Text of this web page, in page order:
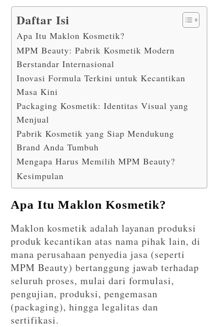
Daftar Isi
Apa Itu Maklon Kosmetik?
MPM Beauty: Pabrik Kosmetik Modern
Berstandar Internasional
Inovasi Formula Terkini untuk Kecantikan
Masa Kini
Packaging Kosmetik: Identitas Visual yang
Menjual
Pabrik Kosmetik yang Siap Mendukung
Brand Anda Tumbuh
Mengapa Harus Memilih MPM Beauty?
Kesimpulan
Apa Itu Maklon Kosmetik?
Maklon kosmetik adalah layanan produksi
produk kecantikan atas nama pihak lain, di
mana perusahaan penyedia jasa (seperti
MPM Beauty) bertanggung jawab terhadap
seluruh proses, mulai dari formulasi,
pengujian, produksi, pengemasan
(packaging), hingga legalitas dan
sertifikasi.